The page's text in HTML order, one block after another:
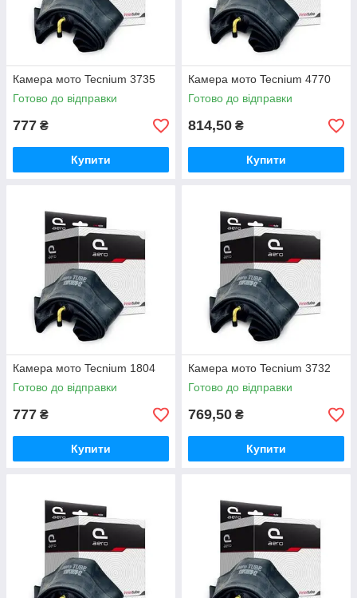
Камера мото Tecnium 3735
Готово до відправки
777 ₴
Купити
Камера мото Tecnium 4770
Готово до відправки
814,50 ₴
Купити
Камера мото Tecnium 1804
Готово до відправки
777 ₴
Купити
Камера мото Tecnium 3732
Готово до відправки
769,50 ₴
Купити